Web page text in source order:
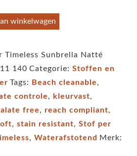
winkelwagen
Timeless Sunbrella Natté
140 Categorie: Stoffen en
Tags: Beach cleanable,
controle, kleurvast,
free, reach compliant,
, stain resistant, Stof per
, Waterafstotend Merk: